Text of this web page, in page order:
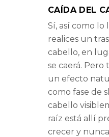
CAÍDA DEL
Sí, así como lo
realices un
cabello, en
se caerá. Pero
un efecto
como fase de
cabello
raíz está allí
crecer y